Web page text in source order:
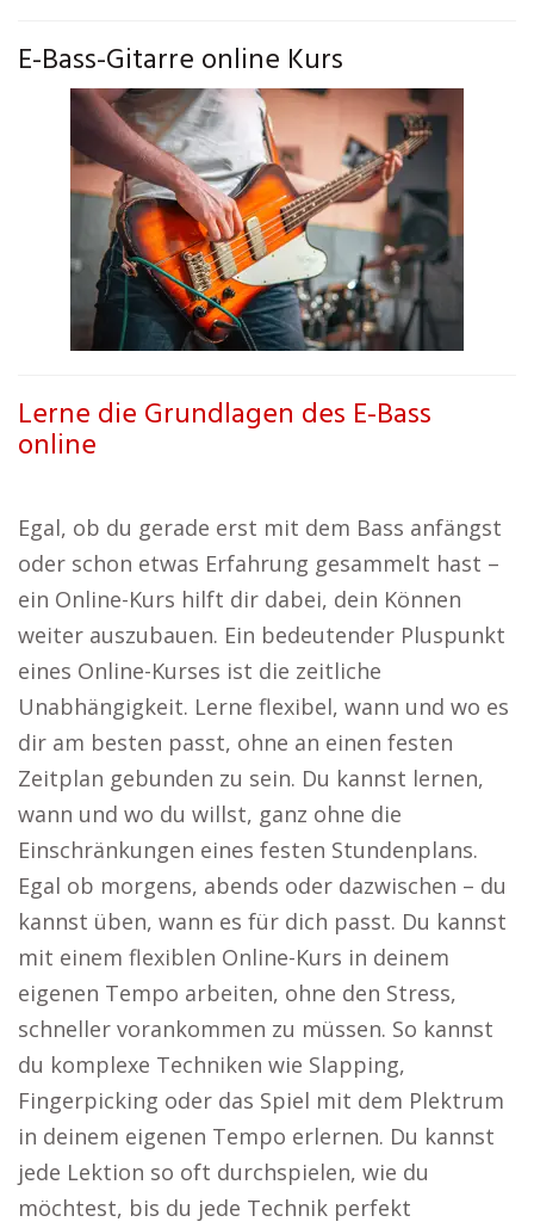
E-Bass-Gitarre online Kurs
Lerne die Grundlagen des E-Bass
online
Egal, ob du gerade erst mit dem Bass anfängst
oder schon etwas Erfahrung gesammelt hast –
ein Online-Kurs hilft dir dabei, dein Können
weiter auszubauen. Ein bedeutender Pluspunkt
eines Online-Kurses ist die zeitliche
Unabhängigkeit. Lerne flexibel, wann und wo es
dir am besten passt, ohne an einen festen
Zeitplan gebunden zu sein. Du kannst lernen,
wann und wo du willst, ganz ohne die
Einschränkungen eines festen Stundenplans.
Egal ob morgens, abends oder dazwischen – du
kannst üben, wann es für dich passt. Du kannst
mit einem flexiblen Online-Kurs in deinem
eigenen Tempo arbeiten, ohne den Stress,
schneller vorankommen zu müssen. So kannst
du komplexe Techniken wie Slapping,
Fingerpicking oder das Spiel mit dem Plektrum
in deinem eigenen Tempo erlernen. Du kannst
jede Lektion so oft durchspielen, wie du
möchtest, bis du jede Technik perfekt